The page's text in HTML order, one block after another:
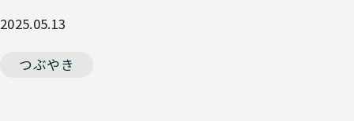
2025.05.13
つぶやき